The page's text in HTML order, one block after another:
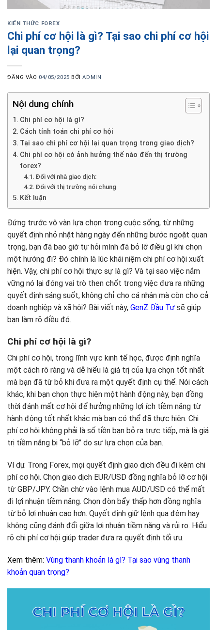
KIẾN THỨC FOREX
Chi phí cơ hội là gì? Tại sao chi phí cơ hội
lại quan trọng?
ĐĂNG VÀO 04/05/2025 BỞIADMIN
Nội dung chính
Chi phí cơ hội là gì?
Cách tính toán chi phí cơ hội
Tại sao chi phí cơ hội lại quan trọng trong giao dịch?
Chi phí cơ hội có ảnh hưởng thế nào đến thị trường
forex?
Đối với nhà giao dịch:
Đối với thị trường nói chung
Kết luận
Đứng trước vô vàn lựa chọn trong cuộc sống, từ những
quyết định nhỏ nhặt hàng ngày đến những bước ngoặt quan
trọng, bạn đã bao giờ tự hỏi mình đã bỏ lỡ điều gì khi chọn
một hướng đi? Đó chính là lúc khái niệm chi phí cơ hội xuất
hiện. Vậy, chi phí cơ hội thực sự là gì? Và tại sao việc nắm
vững nó lại đóng vai trò then chốt trong việc đưa ra những
quyết định sáng suốt, không chỉ cho cá nhân mà còn cho cả
doanh nghiệp và xã hội? Bài viết này, GenZ Đầu Tư sẽ giúp
bạn làm rõ điều đó.
Chi phí cơ hội là gì?
Chi phí cơ hội, trong lĩnh vực kinh tế học, được định nghĩa
một cách rõ ràng và dễ hiểu là giá trị của lựa chọn tốt nhất
mà bạn đã từ bỏ khi đưa ra một quyết định cụ thể. Nói cách
khác, khi bạn chọn thực hiện một hành động này, bạn đồng
thời đánh mất cơ hội để hưởng những lợi ích tiềm năng từ
hành động tốt nhất khác mà bạn có thể đã thực hiện. Chi
phí cơ hội không phải là số tiền bạn bỏ ra trực tiếp, mà là giá
trị tiềm năng bị “bỏ lỡ” do sự lựa chọn của bạn.
Ví dụ: Trong Forex, mọi quyết định giao dịch đều đi kèm chi
phí cơ hội. Chọn giao dịch EUR/USD đồng nghĩa bỏ lỡ cơ hội
từ GBP/JPY. Chần chừ vào lệnh mua AUD/USD có thể mất
đi lợi nhuận tiềm năng. Chọn đòn bẩy thấp hơn đồng nghĩa
từ bỏ lợi nhuận cao hơn. Quyết định giữ lệnh qua đêm hay
không cũng đánh đổi giữa lợi nhuận tiềm năng và rủi ro. Hiểu
rõ chi phí cơ hội giúp trader đưa ra quyết định tối ưu.
Xem thêm: Vùng thanh khoản là gì? Tại sao vùng thanh
khoản quan trọng?